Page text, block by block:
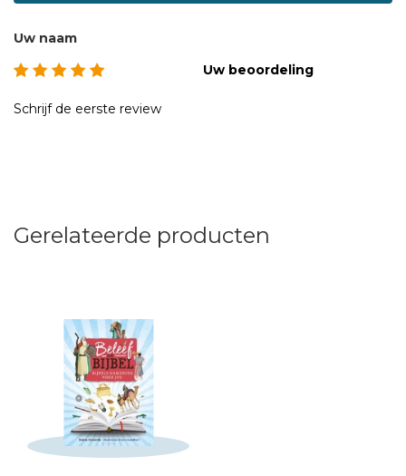
Uw naam
Uw beoordeling
Schrijf de eerste review
Gerelateerde producten